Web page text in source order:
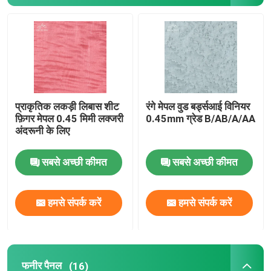
बांस की लकड़ी का लिबास
रबर वुड फिंगर जॉइंट बोर्ड
ओएसबी ओरिएंटेड स्ट्रैंड बोर्ड
प्राकृतिक लकड़ी लिबास शीट
फ़िगर मेपल 0.45 मिमी लक्जरी
अंदरूनी के लिए
सबसे अच्छी कीमत
हमसे संपर्क करें
रंगे मेपल वुड बर्ड्सआई विनियर
0.45mm ग्रेड B/AB/A/AA
सबसे अच्छी कीमत
हमसे संपर्क करें
फनीर पैनल (16)